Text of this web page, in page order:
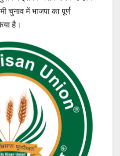
चुनाव में भाजपा का पूर्ण
है।